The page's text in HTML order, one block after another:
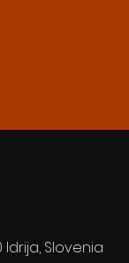
Idrija, Slovenia